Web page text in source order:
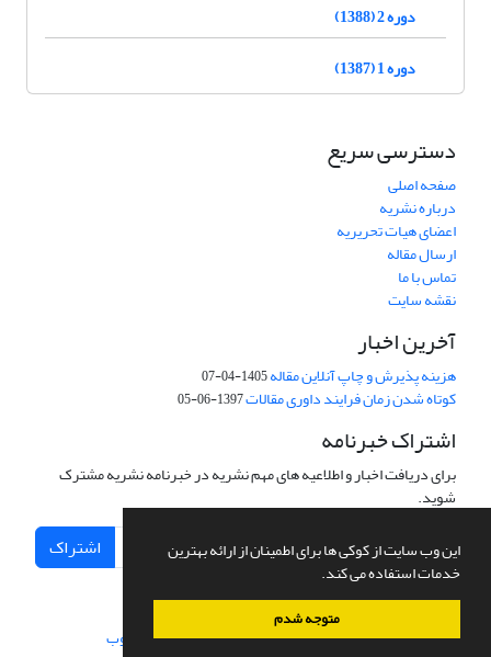
این وب سایت از کوکی ها برای اطمینان از ارائه بهترین
خدمات استفاده می کند.
متوجه شدم
دوره 2 (1388)
دوره 1 (1387)
دسترسی سریع
صفحه اصلی
درباره نشریه
اعضای هیات تحریریه
ارسال مقاله
تماس با ما
نقشه سایت
آخرین اخبار
هزینه پذیرش و چاپ آنلاین مقاله1405-04-07
کوتاه شدن زمان فرایند داوری مقالات1397-06-05
اشتراک خبرنامه
برای دریافت اخبار و اطلاعیه های مهم نشریه در خبرنامه نشریه مشترک
شوید.
اشتراک
سامانه مدیریت نشریات علمی.طراحی و پیاده سازی از سیناوب